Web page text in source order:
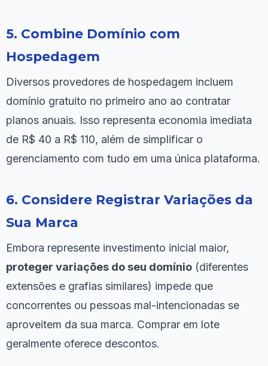
5. Combine Domínio com
Hospedagem
Diversos provedores de hospedagem incluem
domínio gratuito no primeiro ano ao contratar
planos anuais. Isso representa economia imediata
de R$ 40 a R$ 110, além de simplificar o
gerenciamento com tudo em uma única plataforma.
6. Considere Registrar Variações da
Sua Marca
Embora represente investimento inicial maior,
proteger variações do seu domínio (diferentes
extensões e grafias similares) impede que
concorrentes ou pessoas mal-intencionadas se
aproveitem da sua marca. Comprar em lote
geralmente oferece descontos.